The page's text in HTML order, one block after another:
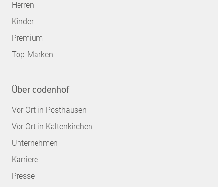
Herren
Kinder
Premium
Top-Marken
Über dodenhof
Vor Ort in Posthausen
Vor Ort in Kaltenkirchen
Unternehmen
Karriere
Presse